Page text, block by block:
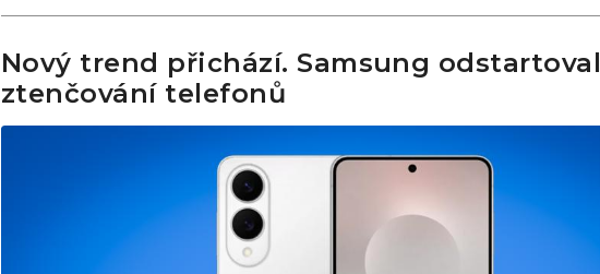
Nový trend přichází. Samsung
ztenčování telefonů